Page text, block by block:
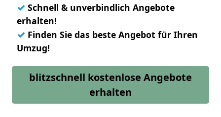
✓ Schnell & unverbindlich Angebote
erhalten!
✓ Finden Sie das beste Angebot für Ihren
Umzug!
blitzschnell kostenlose Angebote
erhalten